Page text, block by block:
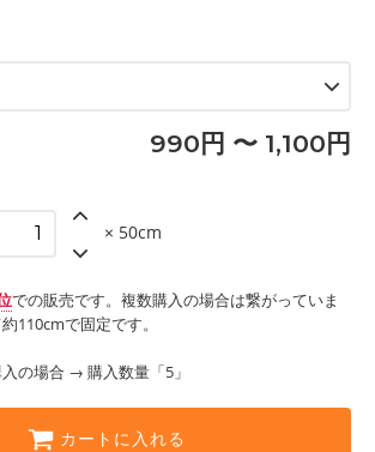
990円 〜 1,100円
× 50cm
での販売です。複数購入の場合は繋がっていま
110cmで固定です。
の場合 → 購入数量「5」
カートに入れる